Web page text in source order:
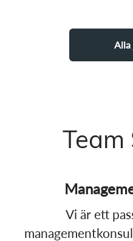
Alla
Team
Vi är ett